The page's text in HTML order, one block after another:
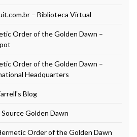
– Biblioteca Virtual
Order of the Golden Dawn –
Order of the Golden Dawn –
Headquarters
Blog
Golden Dawn
Order of the Golden Dawn